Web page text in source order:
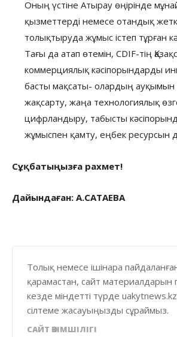
Оның үстіне Атырау өңірінде
қызметтерді немесе отандық
толықтыруда жұмыс істеп тұрған
Тағы да атап өтемін, CDIF-тің
коммерциялық кәсіпорындарды
басты мақсаты- олардың ауқымын
жақсарту, жаңа технологиялық
цифрландыру, табысты
жұмыспен қамту, еңбек ресурсын
Сұқбатыңызға рахмет!
Дайындаған: А.САТАЕВА
Толық немесе ішінара
қарамастан, сайт материалдарын
кезде міндетті түрде
сілтеме жасауыңызды сұраймыз.
САЙТ ӘКІМШІЛІГІ